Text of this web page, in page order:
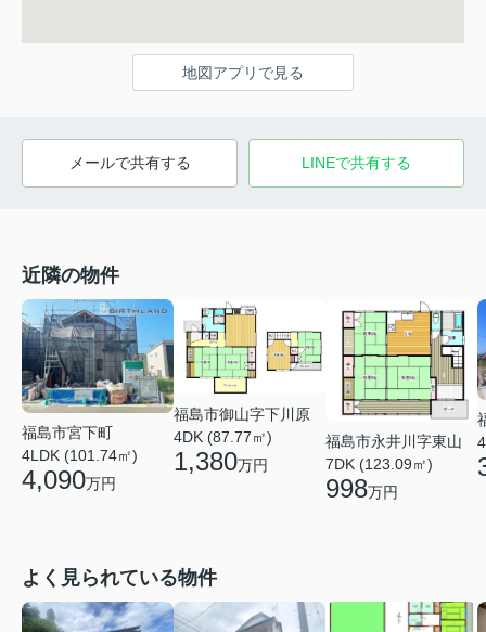
地図アプリで見る
メールで共有する LINEで共有する
近隣の物件
福島市宮下町
4LDK (101.74㎡)
4,090万円
福島市御山字下川原
4DK (87.77㎡)
1,380万円
福島市永井川字東山
7DK (123.09㎡)
998万円
よく見られている物件